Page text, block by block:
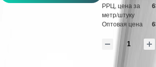
РРЦ, цена за
метр/штуку
Оптовая цена